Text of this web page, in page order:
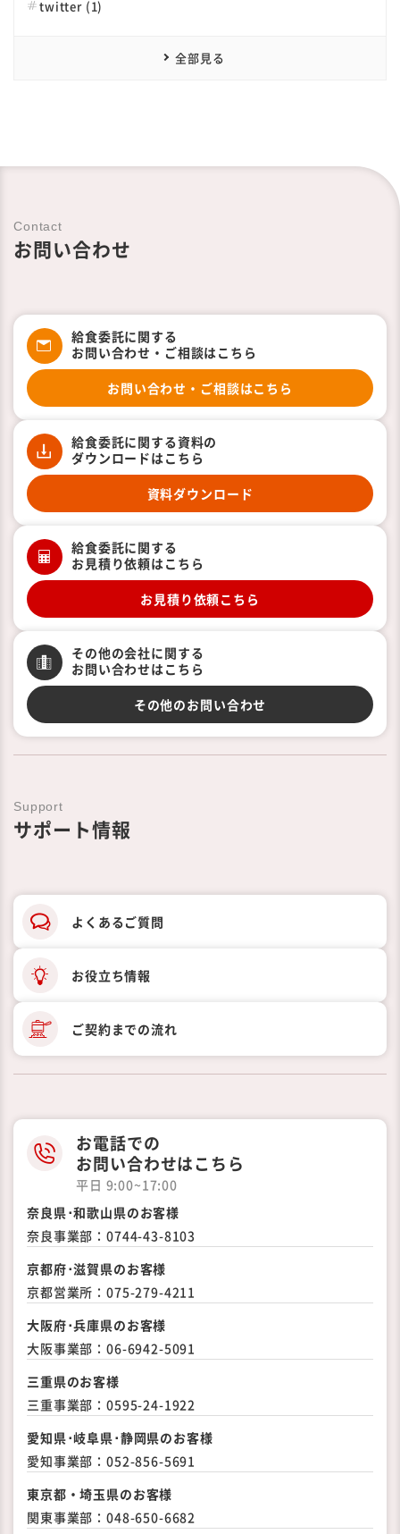
twitter (1)
全部見る
Contact
お問い合わせ
給食委託に関する
お問い合わせ・ご相談はこちら
お問い合わせ・ご相談はこちら
給食委託に関する資料の
ダウンロードはこちら
資料ダウンロード
給食委託に関する
お見積り依頼はこちら
お見積り依頼こちら
その他の会社に関する
お問い合わせはこちら
その他のお問い合わせ
Support
サポート情報
よくあるご質問
お役立ち情報
ご契約までの流れ
お電話での
お問い合わせはこちら
平日 9:00~17:00
奈良県･和歌山県のお客様
奈良事業部：0744-43-8103
京都府･滋賀県のお客様
京都営業所：075-279-4211
大阪府･兵庫県のお客様
大阪事業部：06-6942-5091
三重県のお客様
三重事業部：0595-24-1922
愛知県･岐阜県･静岡県のお客様
愛知事業部：052-856-5691
東京都・埼玉県のお客様
関東事業部：048-650-6682